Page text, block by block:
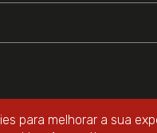
para melhorar a sua